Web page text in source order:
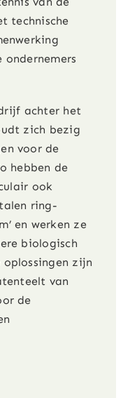
technische
ondernemers
achter het
zich bezig
voor de
hebben de
ook
ring-
en werken ze
biologisch
zijn
van
de